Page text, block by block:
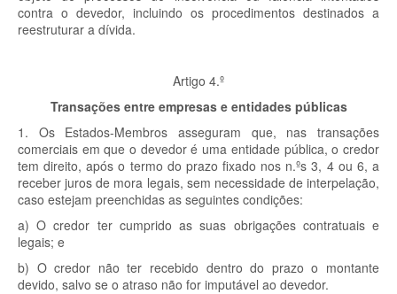
contra o devedor, incluindo os procedimentos destinados a
reestruturar a dívida.
Artigo 4.º
Transações entre empresas e entidades públicas
1. Os Estados-Membros asseguram que, nas transações
comerciais em que o devedor é uma entidade pública, o credor
tem direito, após o termo do prazo fixado nos n.ºs 3, 4 ou 6, a
receber juros de mora legais, sem necessidade de interpelação,
caso estejam preenchidas as seguintes condições:
a) O credor ter cumprido as suas obrigações contratuais e
legais; e
b) O credor não ter recebido dentro do prazo o montante
devido, salvo se o atraso não for imputável ao devedor.